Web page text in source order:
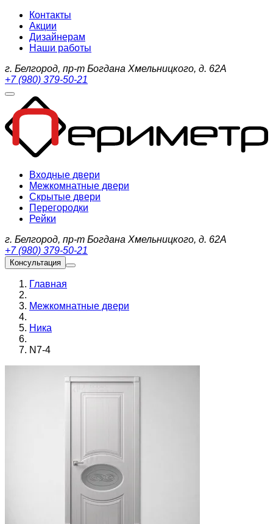
Контакты
Акции
Дизайнерам
Наши работы
г. Белгород, пр-т Богдана Хмельницкого, д. 62А
+7 (980) 379-50-21
Входные двери
Межкомнатные двери
Скрытые двери
Перегородки
Рейки
г. Белгород, пр-т Богдана Хмельницкого, д. 62А
+7 (980) 379-50-21
Консультация
Главная
Межкомнатные двери
Ника
N7-4